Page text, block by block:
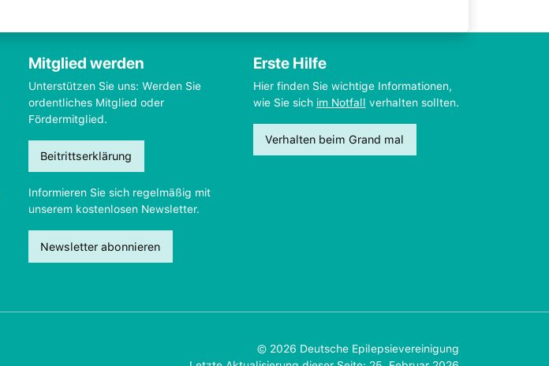
Mitglied werden
Unterstützen Sie uns: Werden Sie
ordentliches Mitglied oder
Fördermitglied.
Beitrittserklärung
Informieren Sie sich regelmäßig mit
unserem kostenlosen Newsletter.
Newsletter abonnieren
Erste Hilfe
Hier finden Sie wichtige Informationen,
wie Sie sich im Notfall verhalten sollten.
Verhalten beim Grand mal
© 2026 Deutsche Epilepsievereinigung